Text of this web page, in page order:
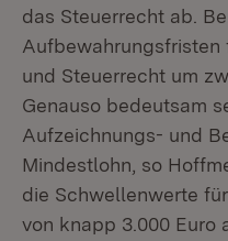
das Steuerrecht ab.
Aufbewahrungsfristen
und Steuerrecht um
Genauso bedeutsam
Aufzeichnungs- und
Mindestlohn, so
die Schwellenwerte
von knapp 3.000 Euro